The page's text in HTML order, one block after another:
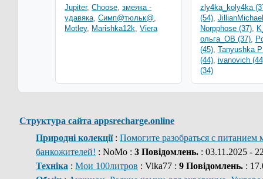
Jupiter,Choose,змеяка -
удавяка,Симп@тюльк@,
Motley, Marishka12k,Viera
zly4ka_koly4ka
(54),
Norpphose (37),
ольга_ОВ (37),
(45), Tanyushka
(44), ivanovich
(34)
Структура сайта appsrecharge.online
Природні колекції:Помогите разобраться с питанием
банкожителей! : NoMo :3 Повідомлень. : 03.11.2025 -
Техніка :Мои 100литров : Vika77 :9 Повідомлень. :